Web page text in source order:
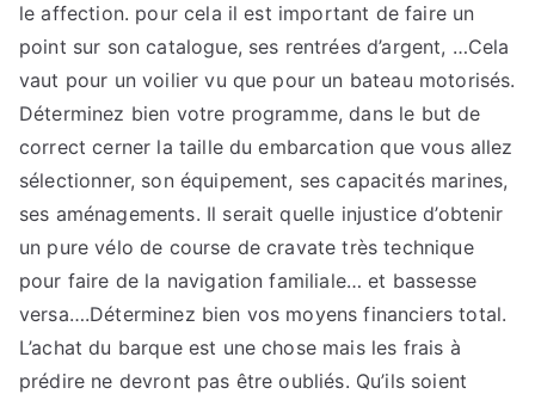
le affection. pour cela il est important de faire un
point sur son catalogue, ses rentrées d’argent, …Cela
vaut pour un voilier vu que pour un bateau motorisés.
Déterminez bien votre programme, dans le but de
correct cerner la taille du embarcation que vous allez
sélectionner, son équipement, ses capacités marines,
ses aménagements. Il serait quelle injustice d’obtenir
un pure vélo de course de cravate très technique
pour faire de la navigation familiale… et bassesse
versa….Déterminez bien vos moyens financiers total.
L’achat du barque est une chose mais les frais à
prédire ne devront pas être oubliés. Qu’ils soient